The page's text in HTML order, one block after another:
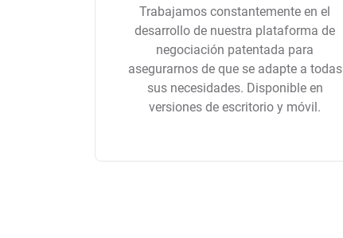
Trabajamos constantemente en el
desarrollo de nuestra plataforma de
negociación patentada para
asegurarnos de que se adapte a todas
sus necesidades. Disponible en
versiones de escritorio y móvil.